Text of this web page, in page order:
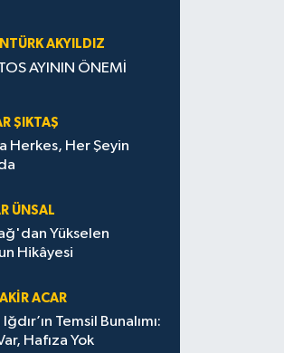
AKYILDIZ
AYININ ÖNEMİ
ŞIKTAŞ
Herkes, Her Şeyin
ÜNSAL
Yükselen
Hikâyesi
ACAR
Temsil Bunalımı:
Hafıza Yok